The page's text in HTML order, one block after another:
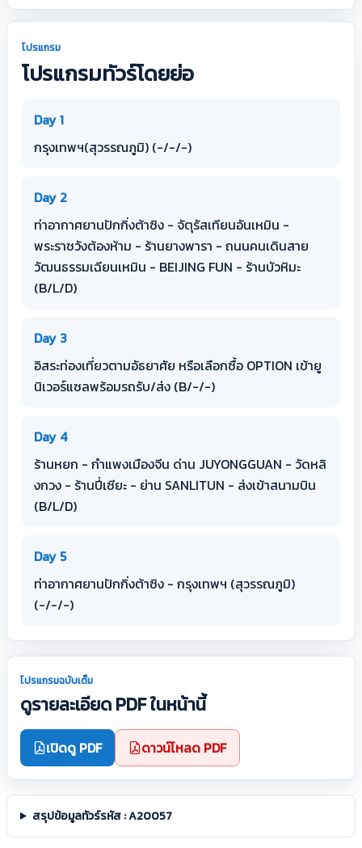
โปรแกรม
โปรแกรมทัวร์โดยย่อ
Day 1
กรุงเทพฯ(สุวรรณภูมิ) (-/-/-)
Day 2
ท่าอากาศยานปักกิ่งต้าซิง - จัตุรัสเทียนอันเหมิน -
พระราชวังต้องห้าม - ร้านยางพารา - ถนนคนเดินสาย
วัฒนธรรมเฉียนเหมิน - BEIJING FUN - ร้านบัวหิมะ
(B/L/D)
Day 3
อิสระท่องเที่ยวตามอัธยาศัย หรือเลือกซื้อ OPTION เข้ายู
นิเวอร์แซลพร้อมรถรับ/ส่ง (B/-/-)
Day 4
ร้านหยก - กำแพงเมืองจีน ด่าน JUYONGGUAN - วัดหลิ
งกวง - ร้านปี่เซียะ - ย่าน SANLITUN - ส่งเข้าสนามบิน
(B/L/D)
Day 5
ท่าอากาศยานปักกิ่งต้าซิง - กรุงเทพฯ (สุวรรณภูมิ)
(-/-/-)
โปรแกรมฉบับเต็ม
ดูรายละเอียด PDF ในหน้านี้
เปิดดู PDF ดาวน์โหลด PDF
สรุปข้อมูลทัวร์รหัส : A20057